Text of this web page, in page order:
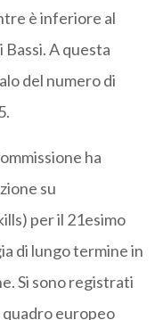
è inferiore al
Bassi. A questa
del numero di
ha
su
per il 21esimo
di lungo termine in
Si sono registrati
europeo